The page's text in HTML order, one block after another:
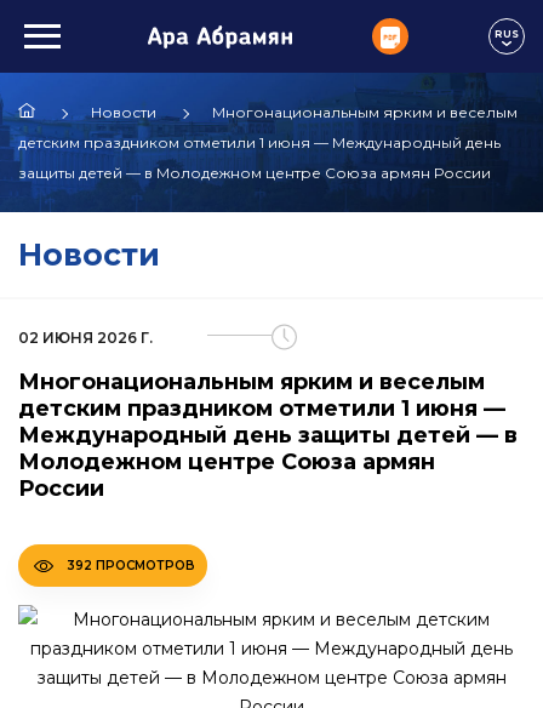
RUS
Новости
Многонациональным ярким и веселым
детским праздником отметили 1 июня — Международный день
защиты детей — в Молодежном центре Союза армян России
Новости
02 ИЮНЯ 2026 Г.
Многонациональным ярким и веселым
детским праздником отметили 1 июня —
Международный день защиты детей — в
Молодежном центре Союза армян
России
392 ПРОСМОТРОВ